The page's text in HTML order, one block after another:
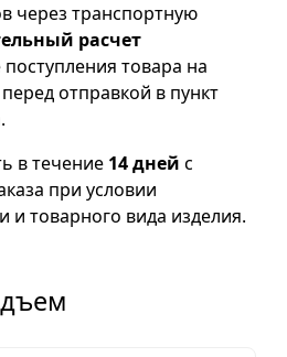
через транспортную
расчет
товара на
отправкой в пункт
в течение 14 дней с
при условии
и товарного вида изделия.